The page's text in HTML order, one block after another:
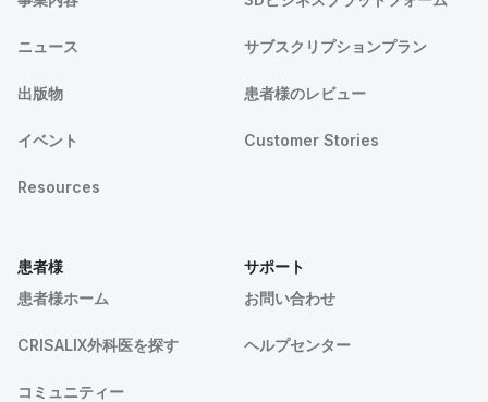
ニュース
出版物
イベント
Resources
サブスクリプションプラン
患者様のレビュー
Customer Stories
患者様
患者様ホーム
CRISALIX外科医を探す
コミュニティー
サポート
お問い合わせ
ヘルプセンター